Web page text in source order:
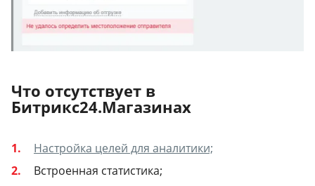
Что отсутствует в
Битрикс24.Магазинах
Настройка целей для аналитики;
Встроенная статистика;